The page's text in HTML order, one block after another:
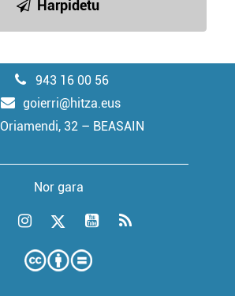
Harpidetu
943 16 00 56
goierri@hitza.eus
Oriamendi, 32 – BEASAIN
Nor gara